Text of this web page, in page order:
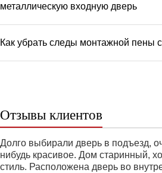
металлическую входную дверь
Как убрать следы монтажной пены
Отзывы клиентов
Долго выбирали дверь в подъезд,
нибудь красивое. Дом старинный,
стиль. Расположена дверь во